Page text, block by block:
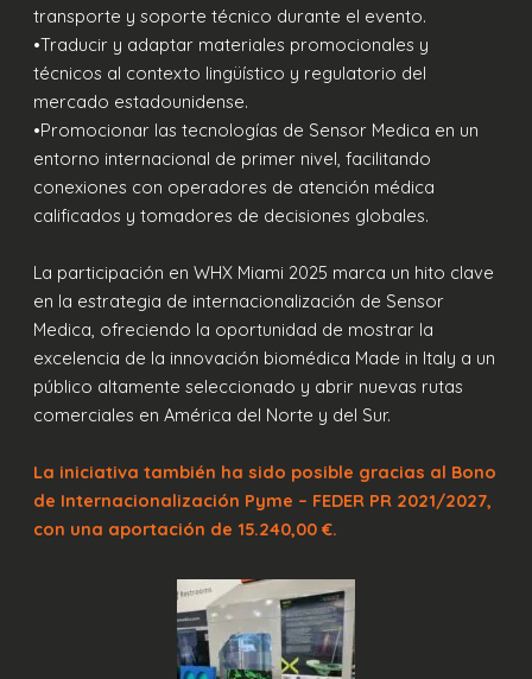
transporte y soporte técnico durante el evento.
•Traducir y adaptar materiales promocionales y
técnicos al contexto lingüístico y regulatorio del
mercado estadounidense.
•Promocionar las tecnologías de Sensor Medica en un
entorno internacional de primer nivel, facilitando
conexiones con operadores de atención médica
calificados y tomadores de decisiones globales.
La participación en WHX Miami 2025 marca un hito clave
en la estrategia de internacionalización de Sensor
Medica, ofreciendo la oportunidad de mostrar la
excelencia de la innovación biomédica Made in Italy a un
público altamente seleccionado y abrir nuevas rutas
comerciales en América del Norte y del Sur.
La iniciativa también ha sido posible gracias al Bono
de Internacionalización Pyme – FEDER PR 2021/2027,
con una aportación de 15.240,00 €.